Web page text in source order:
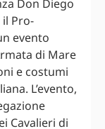
Don Diego
Pro-
evento
di Mare
e costumi
L’evento,
Cavalieri di